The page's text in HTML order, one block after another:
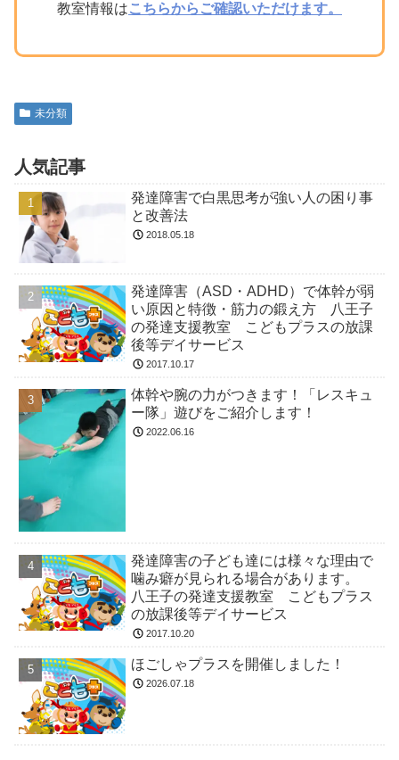
教室情報はこちらからご確認いただけます。
未分類
人気記事
発達障害で白黒思考が強い人の困り事
と改善法
2018.05.18
発達障害（ASD・ADHD）で体幹が弱
い原因と特徴・筋力の鍛え方 八王子
の発達支援教室 こどもプラスの放課
後等デイサービス
2017.10.17
体幹や腕の力がつきます！「レスキュ
ー隊」遊びをご紹介します！
2022.06.16
発達障害の子ども達には様々な理由で
噛み癖が見られる場合があります。
八王子の発達支援教室 こどもプラス
の放課後等デイサービス
2017.10.20
ほごしゃプラスを開催しました！
2026.07.18